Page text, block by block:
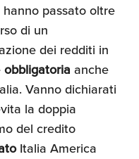
passato oltre
di un
dei redditi in
obbligatoria anche
Vanno dichiarati
la doppia
del credito
Italia America